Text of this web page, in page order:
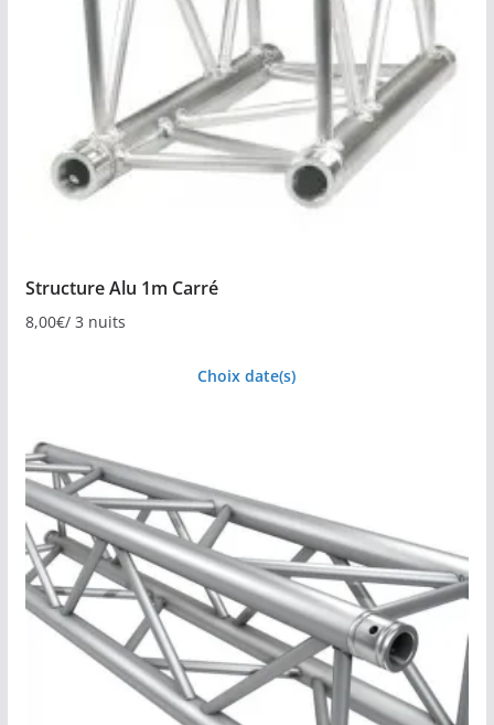
Structure Alu 1m Carré
8,00€/ 3 nuits
Choix date(s)